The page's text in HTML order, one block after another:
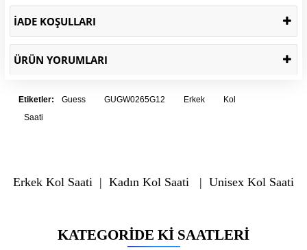
İADE KOŞULLARI
ÜRÜN YORUMLARI
Etiketler: Guess GUGW0265G12 Erkek
Kol
Saati
Erkek Kol Saati | Kadın Kol Saati | Unisex Kol Saati
KATEGORIDE KI SAATLERI